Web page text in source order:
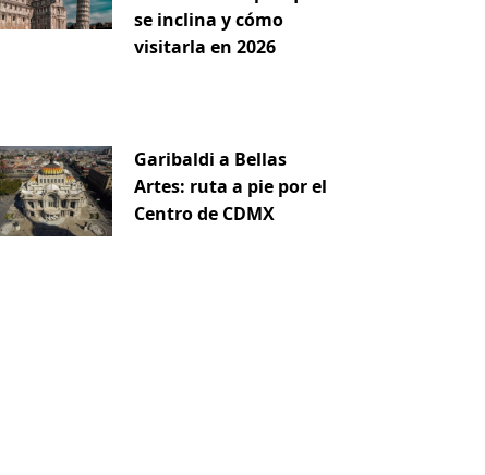
se inclina y cómo
visitarla en 2026
Garibaldi a Bellas
Artes: ruta a pie por el
Centro de CDMX